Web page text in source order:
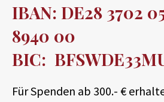
IBAN: DE28 3702
8940 00
BIC:
Für Spenden ab 300.- €